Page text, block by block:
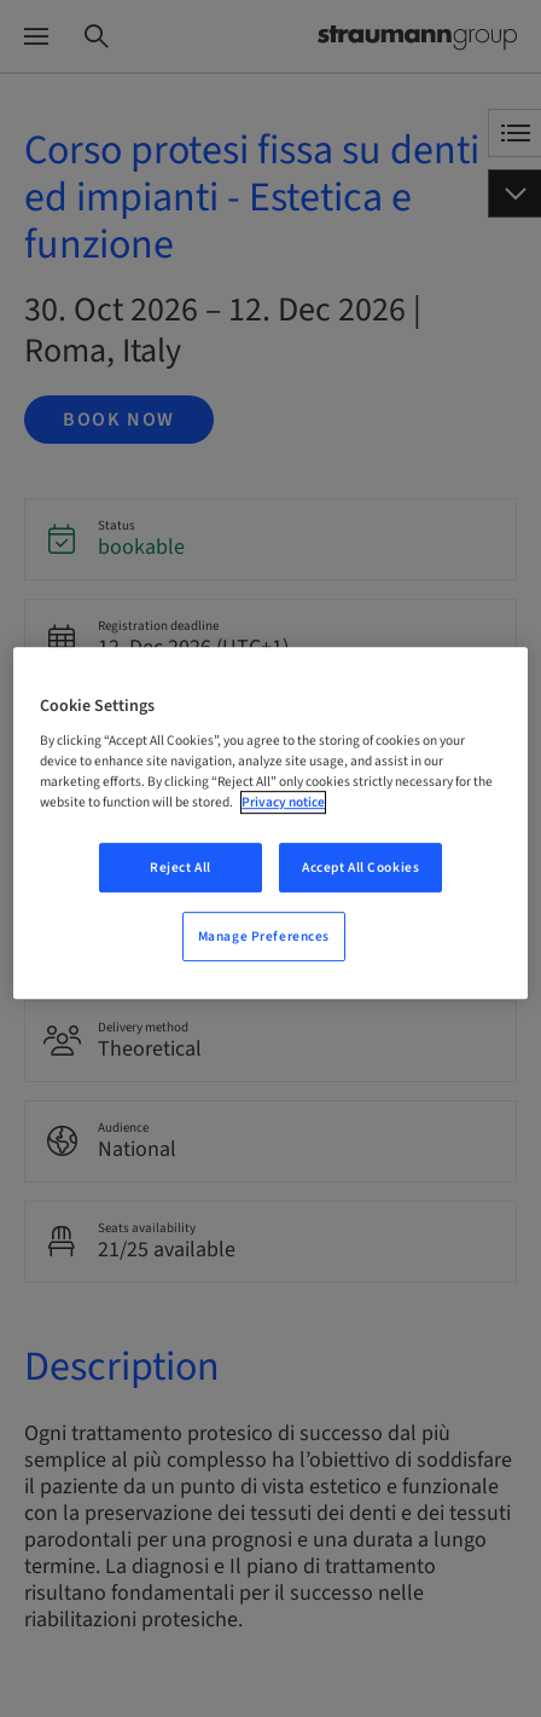
Corso protesi fissa su denti
ed impianti - Estetica e
funzione
30. Oct 2026 – 12. Dec 2026 |
Roma, Italy
BOOK NOW
Status
bookable
Registration deadline
12. Dec 2026 (UTC+1)
EUR 2900.00
Italian
Delivery method
Theoretical
Audience
National
Seats availability
21/25 available
Description
Ogni trattamento protesico di successo dal più
semplice al più complesso ha l’obiettivo di soddisfare
il paziente da un punto di vista estetico e funzionale
con la preservazione dei tessuti dei denti e dei tessuti
parodontali per una prognosi e una durata a lungo
termine. La diagnosi e Il piano di trattamento
risultano fondamentali per il successo nelle
riabilitazioni protesiche.
Cookie Settings
By clicking “Accept All Cookies”, you agree to the storing of cookies on your
device to enhance site navigation, analyze site usage, and assist in our
marketing efforts. By clicking “Reject All” only cookies strictly necessary for the
website to function will be stored. Privacy notice
Reject All Accept All Cookies
Manage Preferences